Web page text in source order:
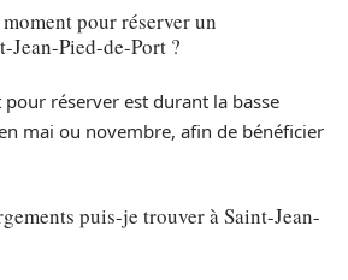
pour réserver un
Jean-Pied-de-Port ?
réserver est durant la basse
mai ou novembre, afin de bénéficier
puis-je trouver à Saint-Jean-